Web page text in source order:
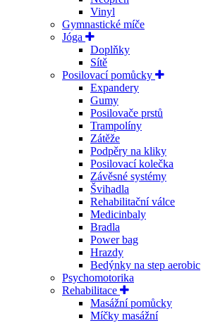
Vinyl
Gymnastické míče
Jóga
Doplňky
Sítě
Posilovací pomůcky
Expandery
Gumy
Posilovače prstů
Trampolíny
Zátěže
Podpěry na kliky
Posilovací kolečka
Závěsné systémy
Švihadla
Rehabilitační válce
Medicinbaly
Bradla
Power bag
Hrazdy
Bedýnky na step aerobic
Psychomotorika
Rehabilitace
Masážní pomůcky
Míčky masážní